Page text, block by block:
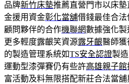
品牌新竹床墊推薦直營門市以床
金援用資金彰化當舖借錢最佳合
顧問夥伴的合作機聯網數據強化
更多輕度露齦笑資源露牙齦醫師獲
的製造管理系統如TS安全認證製
運動型漆彈賽仍有些許高雄親子館
富活動及料無限搭配新莊合法當